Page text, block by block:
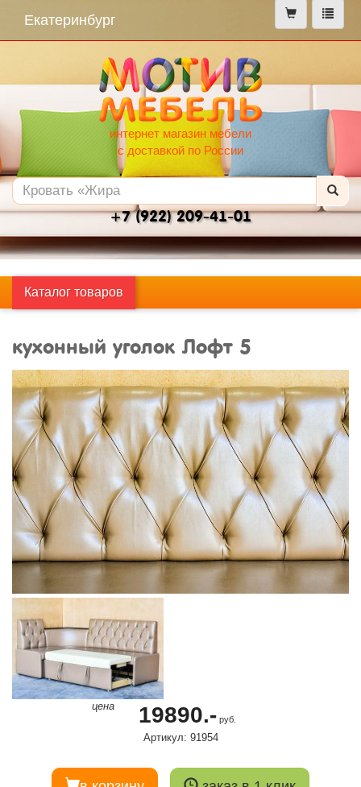
меню
Екатеринбург
интернет магазин мебели
с доставкой по России
+7 (922) 209-41-01
Каталог товаров
кухонный уголок Лофт 5
цена 19890.-руб.
Артикул: 91954